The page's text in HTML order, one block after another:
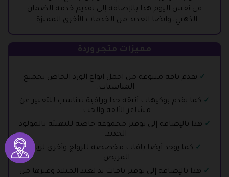
في نفس اليوم هذا بالإضافة إلى تقديم خدمة الضمان
الذهبي، وايضا العديد من الخدمات الأخرى المميزة.
مميزات متجر وردة
يقدم باقة متنوعة من اجمل انواع الورد الخاص بجميع
المناسبات.
كما يقدم بوكيهات أنيقة جدا وراقية تتناسب للتعبير عن
مشاعر الألفة والحب.
هذا بالإضافة إلى توفير مجموعة خاصة للتهنئة بالمولود
الجديد.
كما يوجد أيضا باقات مخصصة للزواج وأخرى لزيارة
المريض.
هذا بالإضافة إلى توفير باقات يد لعيد الميلاد وغيرها من